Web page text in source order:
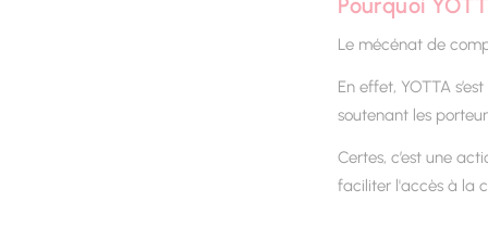
Le mécénat de
En effet, YOTTA
soutenant les
Certes, c’est une
faciliter l'accès à la